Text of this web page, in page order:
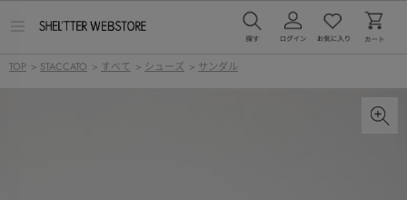
ー
TOP > STACCATO > すべて > シューズ > サンダル